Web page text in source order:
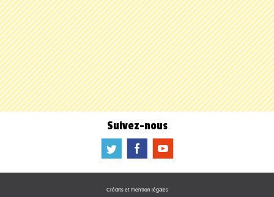
Suivez-nous
a b f
Crédits et mention légales